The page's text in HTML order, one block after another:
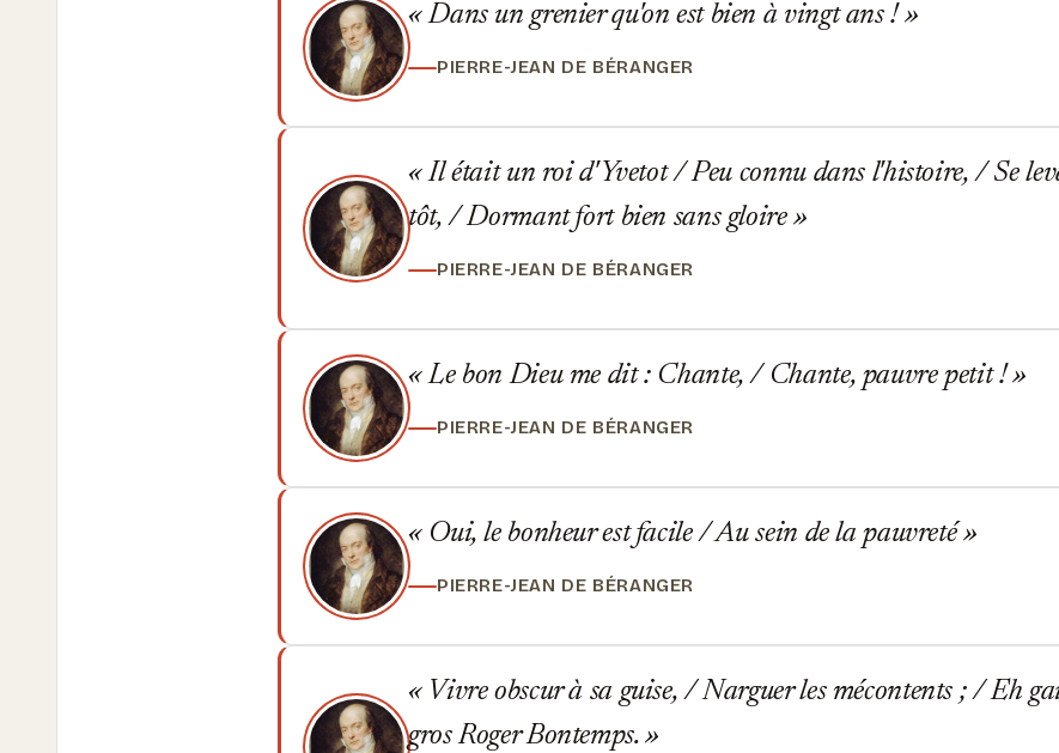
Dans un grenier qu'on est bien à vingt ans !
PIERRE-JEAN DE BÉRANGER
Il était un roi d'Yvetot / Peu connu dans l'histoire, / Se
tôt, / Dormant fort bien sans gloire
PIERRE-JEAN DE BÉRANGER
Le bon Dieu me dit : Chante, / Chante, pauvre petit !
PIERRE-JEAN DE BÉRANGER
Oui, le bonheur est facile / Au sein de la pauvreté
PIERRE-JEAN DE BÉRANGER
Vivre obscur à sa guise, / Narguer les mécontents ; / Eh
gros Roger Bontemps.